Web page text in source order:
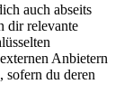
auch abseits
dir relevante
Anbietern
sofern du deren